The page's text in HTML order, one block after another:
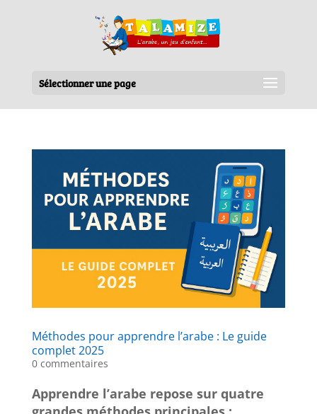
Sélectionner une page
Méthodes pour apprendre l’arabe : Le guide
complet 2025
0 commentaires
Apprendre l’arabe repose sur quatre